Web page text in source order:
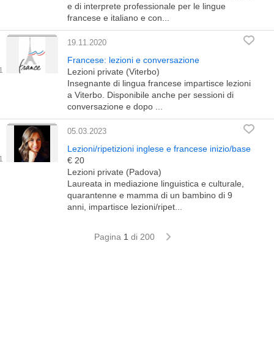
e di interprete professionale per le lingue
francese e italiano e con...
19.11.2020
Francese: lezioni e conversazione
Lezioni private (Viterbo)
Insegnante di lingua francese impartisce lezioni
a Viterbo. Disponibile anche per sessioni di
conversazione e dopo ...
05.03.2023
Lezioni/ripetizioni inglese e francese inizio/base
€ 20
Lezioni private (Padova)
Laureata in mediazione linguistica e culturale,
quarantenne e mamma di un bambino di 9
anni, impartisce lezioni/ripet...
Pagina 1 di 200